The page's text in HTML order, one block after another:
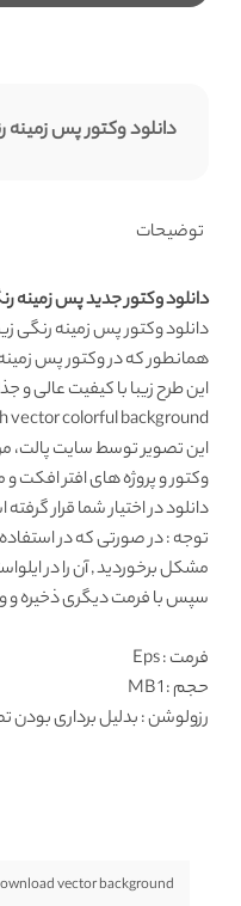
دانلود وکتور پس
توضیحات
دانلود وکتور جدید پس زمینه
دانلود وکتورپس زمینه رنگی
همانطور که دروکتور پس
این طرح زیبا با کیفیت عالی
vector colorful background
این تصویر توسطسایت پالت،
وکتور و پروژه های افتر
دانلود در اختیار شما قرار
توجه : در صورتی که در
سپس با فرمت دیگری ذخیره و
فرمت: Eps
حجم : 1 MB
رزولوشن: بدلیل برداری بودن
vector background